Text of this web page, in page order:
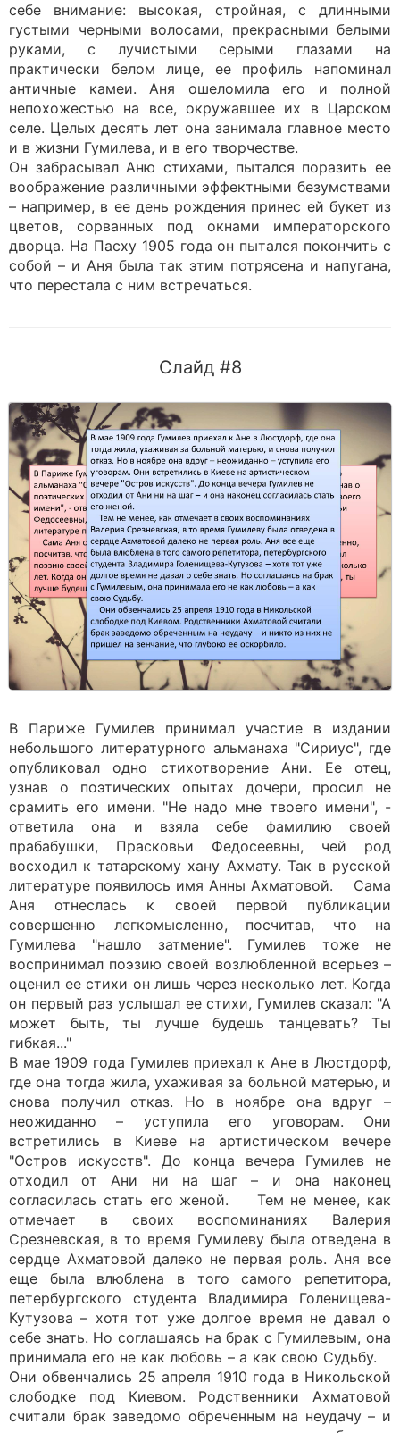
себе внимание: высокая, стройная, с длинными
густыми черными волосами, прекрасными белыми
руками, с лучистыми серыми глазами на
практически белом лице, ее профиль напоминал
античные камеи. Аня ошеломила его и полной
непохожестью на все, окружавшее их в Царском
селе. Целых десять лет она занимала главное место
и в жизни Гумилева, и в его творчестве.
Он забрасывал Аню стихами, пытался поразить ее
воображение различными эффектными безумствами
– например, в ее день рождения принес ей букет из
цветов, сорванных под окнами императорского
дворца. На Пасху 1905 года он пытался покончить с
собой – и Аня была так этим потрясена и напугана,
что перестала с ним встречаться.
Слайд #8
В Париже Гумилев принимал участие в издании
небольшого литературного альманаха "Сириус", где
опубликовал одно стихотворение Ани. Ее отец,
узнав о поэтических опытах дочери, просил не
срамить его имени. "Не надо мне твоего имени", -
ответила она и взяла себе фамилию своей
прабабушки, Прасковьи Федосеевны, чей род
восходил к татарскому хану Ахмату. Так в русской
литературе появилось имя Анны Ахматовой. Сама
Аня отнеслась к своей первой публикации
совершенно легкомысленно, посчитав, что на
Гумилева "нашло затмение". Гумилев тоже не
воспринимал поэзию своей возлюбленной всерьез –
оценил ее стихи он лишь через несколько лет. Когда
он первый раз услышал ее стихи, Гумилев сказал: "А
может быть, ты лучше будешь танцевать? Ты
гибкая..."
В мае 1909 года Гумилев приехал к Ане в Люстдорф,
где она тогда жила, ухаживая за больной матерью, и
снова получил отказ. Но в ноябре она вдруг –
неожиданно – уступила его уговорам. Они
встретились в Киеве на артистическом вечере
"Остров искусств". До конца вечера Гумилев не
отходил от Ани ни на шаг – и она наконец
согласилась стать его женой. Тем не менее, как
отмечает в своих воспоминаниях Валерия
Срезневская, в то время Гумилеву была отведена в
сердце Ахматовой далеко не первая роль. Аня все
еще была влюблена в того самого репетитора,
петербургского студента Владимира Голенищева-
Кутузова – хотя тот уже долгое время не давал о
себе знать. Но соглашаясь на брак с Гумилевым, она
принимала его не как любовь – а как свою Судьбу.
Они обвенчались 25 апреля 1910 года в Никольской
слободке под Киевом. Родственники Ахматовой
считали брак заведомо обреченным на неудачу – и